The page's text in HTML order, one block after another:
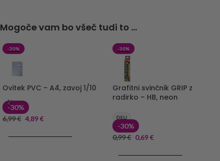
Mogoče vam bo všeč tudi to ...
-30%
Ovitek PVC – A4, zavoj 1/10
-30%
6,99€ 4,89€
-30%
Grafitni svinčnik GRIP z
radirko – HB, neon
DELI
-30%
0,99€ 0,69€